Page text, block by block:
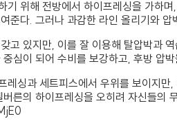
기 위해 전방에서 하이프레싱을 가하
준다. 그러나 과감한 라인 올리기와
고 있지만, 이를 잘 이용해 탈압박과
심이 되어 수비를 보강하고, 후방 압
레싱과 세트피스에서 우위를 보이지
른의 하이프레싱을 오히려 자신들의